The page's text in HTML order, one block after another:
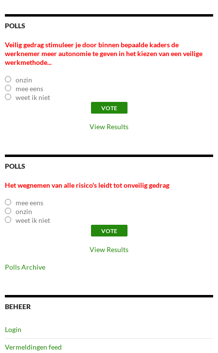
POLLS
Veilig gedrag stimuleer je door binnen bepaalde kaders de
werknemer meer autonomie te geven in het kiezen van een veilige
werkmethode...
onzin
mee eens
weet ik niet
View Results
POLLS
Het wegnemen van alle risico's leidt tot onveilig gedrag
mee eens
onzin
weet ik niet
View Results
Polls Archive
BEHEER
Login
Vermeldingen feed